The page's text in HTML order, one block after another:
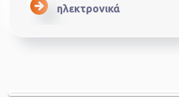
ηλεκτρονικά